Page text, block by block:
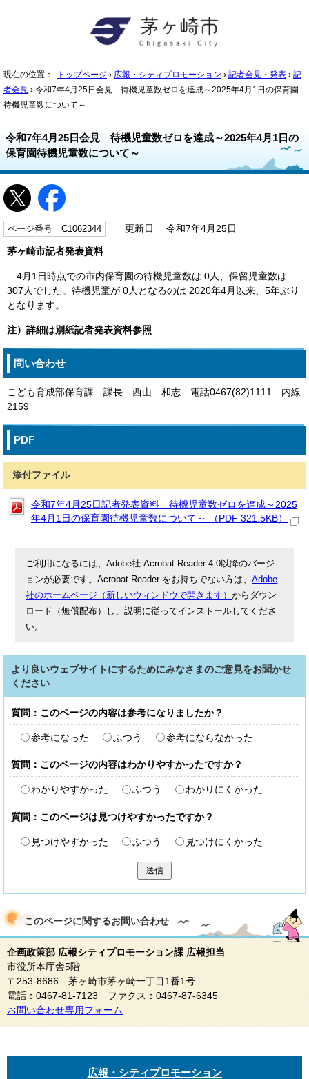
現在の位置： トップページ › 広報・シティプロモーション › 記者会見・発表 › 記
者会見 › 令和7年4月25日会見 待機児童数ゼロを達成～2025年4月1日の保育園
待機児童数について～
令和7年4月25日会見 待機児童数ゼロを達成～2025年4月1日の
保育園待機児童数について～
ページ番号 C1062344 更新日 令和7年4月25日
茅ヶ崎市記者発表資料
4月1日時点での市内保育園の待機児童数は 0人、保留児童数は
307人でした。待機児童が 0人となるのは 2020年4月以来、5年ぶり
となります。
注）詳細は別紙記者発表資料参照
問い合わせ
こども育成部保育課 課長 西山 和志 電話0467(82)1111 内線
2159
PDF
添付ファイル
令和7年4月25日記者発表資料 待機児童数ゼロを達成～2025
年4月1日の保育園待機児童数について～ （PDF 321.5KB）
ご利用になるには、Adobe社 Acrobat Reader 4.0以降のバージ
ョンが必要です。Acrobat Reader をお持ちでない方は、Adobe
社のホームページ（新しいウィンドウで開きます）からダウン
ロード（無償配布）し、説明に従ってインストールしてくださ
い。
より良いウェブサイトにするためにみなさまのご意見をお聞かせ
ください
質問：このページの内容は参考になりましたか？
参考になった ふつう 参考にならなかった
質問：このページの内容はわかりやすかったですか？
わかりやすかった ふつう わかりにくかった
質問：このページは見つけやすかったですか？
見つけやすかった ふつう 見つけにくかった
送信
このページに関するお問い合わせ
企画政策部 広報シティプロモーション課 広報担当
市役所本庁舎5階
〒253-8686 茅ヶ崎市茅ヶ崎一丁目1番1号
電話：0467-81-7123 ファクス：0467-87-6345
お問い合わせ専用フォーム
広報・シティプロモーション